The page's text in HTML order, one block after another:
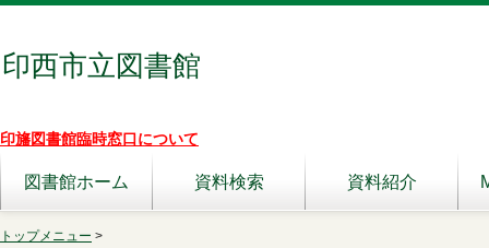
印西市立図書館
印旛図書館臨時窓口について
図書館ホーム 資料検索 資料紹介
トップメニュー >